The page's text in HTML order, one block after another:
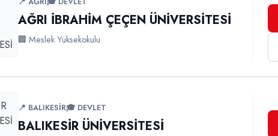
AĞRI İBRAHİM ÇEÇEN ÜNİVERSİTESİ
🏢 Meslek Yüksekokulu
📍 BALIKESİR🎓 DEVLET
BALIKESİR ÜNİVERSİTESİ